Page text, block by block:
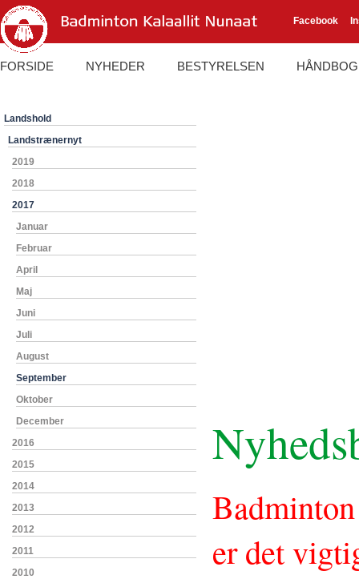
Facebook
FORSIDE NYHEDER BESTYRELSEN HÅNDBOG
Landshold
Landstrænernyt
2019
2018
2017
Januar
Februar
April
Maj
Juni
Juli
August
September
Oktober
December
2016
2015
2014
2013
2012
2011
2010
er det